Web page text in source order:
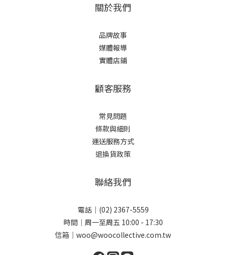
關於我們
品牌故事
媒體報導
實體店鋪
顧客服務
常見問題
條款與細則
運送服務方式
退換貨政策
聯絡我們
電話｜(02) 2367-5559
時間｜周一至周五 10:00 - 17:30
信箱｜woo@woocollective.com.tw